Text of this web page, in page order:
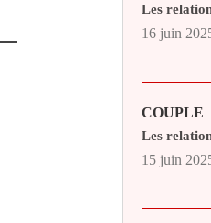
Les
16 juin
COUPLE
Les
15 juin